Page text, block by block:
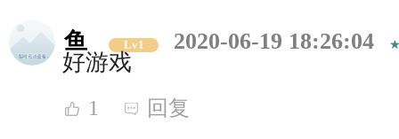
鱼 Lv1
2020-06-19 18:26:04
好游戏
1 回复